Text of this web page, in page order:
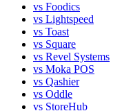
vs Foodics
vs Lightspeed
vs Toast
vs Square
vs Revel Systems
vs Moka POS
vs Qashier
vs Oddle
vs StoreHub